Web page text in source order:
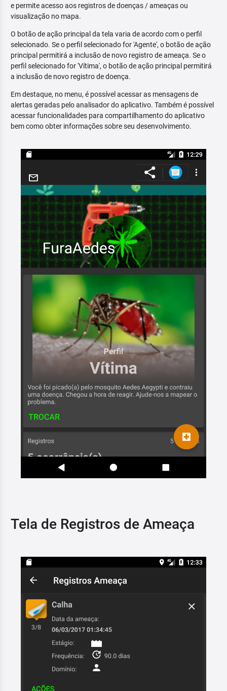
e permite acesso aos registros de doenças / ameaças ou
visualização no mapa.
O botão de ação principal da tela varia de acordo com o perfil
selecionado. Se o perfil selecionado for 'Agente', o botão de ação
principal permitirá a inclusão de novo registro de ameaça. Se o
perfil selecionado for 'Vítima', o botão de ação principal permitirá
a inclusão de novo registro de doença.
Em destaque, no menu, é possível acessar as mensagens de
alertas geradas pelo analisador do aplicativo. Também é possível
acessar funcionalidades para compartilhamento do aplicativo
bem como obter informações sobre seu desenvolvimento.
Tela de Registros de Ameaça